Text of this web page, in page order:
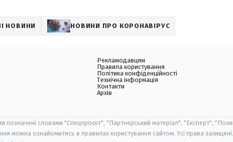
НОВИНИ НОВИНИ ПРО КОРОНАВІРУС
Рекламодавцям
Правила користування
Політика конфіденційності
Технічна інформація
Контакти
Архів
позначені словами "Спецпроєкт", "Партнерський матеріал", "Експерт",
можна ознайомитись в правилах користування сайтом. Усі права